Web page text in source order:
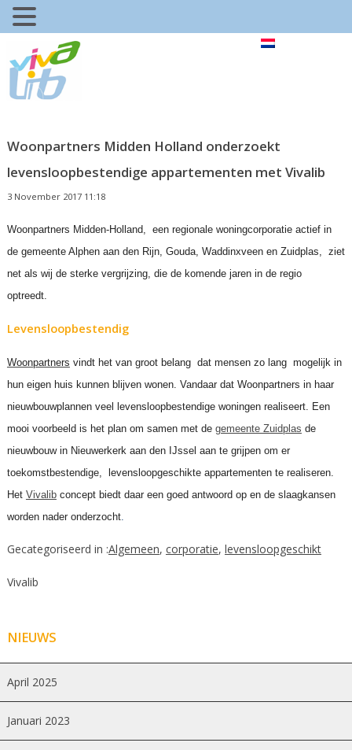
Woonpartners Midden Holland onderzoekt
levensloopbestendige appartementen met Vivalib
3 November 2017 11:18
Woonpartners Midden-Holland, een regionale woningcorporatie actief in
de gemeente Alphen aan den Rijn, Gouda, Waddinxveen en Zuidplas, ziet
net als wij de sterke vergrijzing, die de komende jaren in de regio
optreedt.
Levensloopbestendig
Woonpartners vindt het van groot belang dat mensen zo lang mogelijk in
hun eigen huis kunnen blijven wonen. Vandaar dat Woonpartners in haar
nieuwbouwplannen veel levensloopbestendige woningen realiseert. Een
mooi voorbeeld is het plan om samen met de gemeente Zuidplas de
nieuwbouw in Nieuwerkerk aan den IJssel aan te grijpen om er
toekomstbestendige, levensloopgeschikte appartementen te realiseren.
Het Vivalibconcept biedt daar een goed antwoord op en de slaagkansen
worden nader onderzocht.
Gecategoriseerd in :Algemeen, corporatie, levensloopgeschikt
Vivalib
NIEUWS
April 2025
Januari 2023